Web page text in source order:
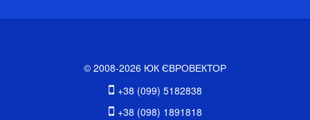
© 2008-2026 ЮК ЄВРОВЕКТОР
+38 (099) 5182838
+38 (098) 1891818